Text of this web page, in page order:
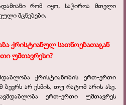
რომ იყო, საჭიროა მთელი
მცნებები.
ქრისტიანულ სათნოებათაგან
უმთავრესი?
ქრისტიანობის ერთ-ერთი
ბევრს არ ესმის, თუ რატომ არის ასე.
ერთ-ერთი უმთავრეს